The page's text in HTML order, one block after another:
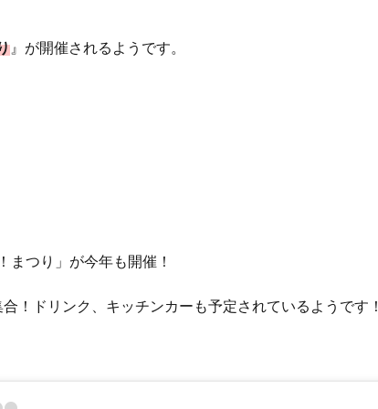
』が開催されるようです。
まつり」が今年も開催！
！ドリンク、キッチンカーも予定されているようです！